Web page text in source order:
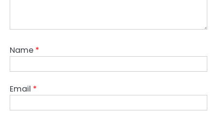
Name *
Email *